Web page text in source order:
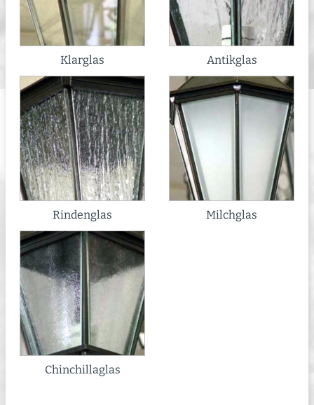
Klarglas Antikglas
Rindenglas Milchglas
Chinchillaglas